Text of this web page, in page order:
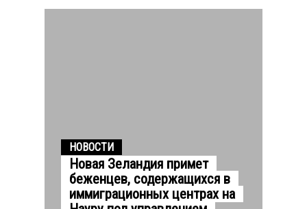
НОВОСТИ
Новая Зеландия примет
беженцев, содержащихся в
иммиграционных центрах на